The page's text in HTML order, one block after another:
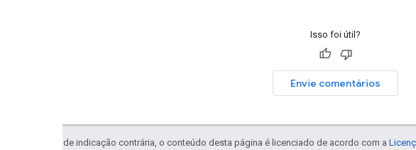
Isso foi útil?
Envie comentários
Exceto em caso de indicação contrária, o conteúdo desta página é licenciado de acordo com a